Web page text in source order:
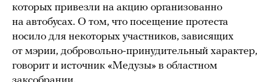
которых привезли на акцию организованно
на автобусах. О том, что посещение протеста
носило для некоторых участников, зависящих
от мэрии, добровольно-принудительный характер,
говорит и источник «Медузы» в областном